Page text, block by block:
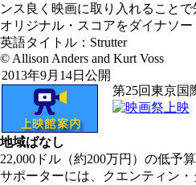
ンス良く映画に取り入れること
オリジナル・スコアをダイナソー
英語タイトル：Strutter
© Allison Anders and Kurt Voss
2013年9月14日公開
第25回東京国
地域ばなし
22,000ドル（約200万円）の低予
サポーターには、クエンティン